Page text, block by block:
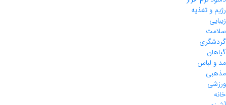
رژیم و تغذیه
زیبایی
سلامت
گردشگری
گیاهان
مد و لباس
مذهبی
ورزشی
خانه